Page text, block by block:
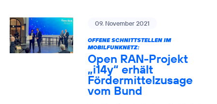
09. November 2021
OFFENE SCHNITTSTELLEN IM
MOBILFUNKNETZ:
Open RAN-Projekt
„i14y“ erhält
Fördermittelzusage
vom Bund